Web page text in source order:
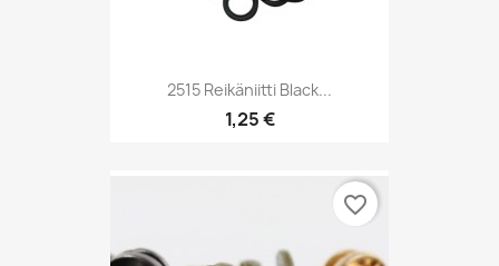
2515 Reikäniitti Black...
1,25 €
favorite_border